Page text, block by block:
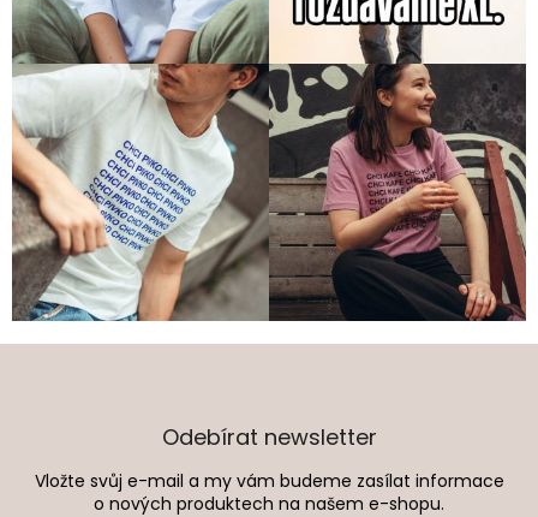
Z
Odebírat newsletter
Vložte svůj e-mail a my vám budeme zasílat informace
o nových produktech na našem e-shopu.